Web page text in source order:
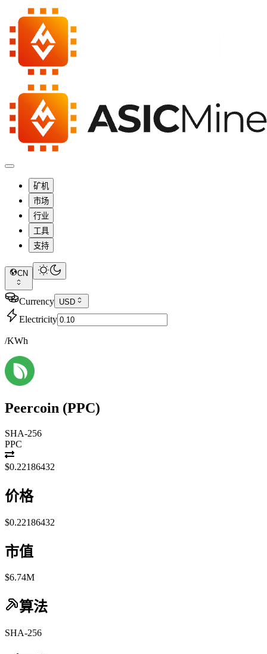
矿机
市场
行业
工具
支持
CN
Currency USD
Electricity
/KWh
Peercoin (PPC)
SHA-256
PPC
$0.22186432
价格
$0.22186432
市值
$6.74M
算法
SHA-256